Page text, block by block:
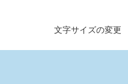
文字サイズの変更